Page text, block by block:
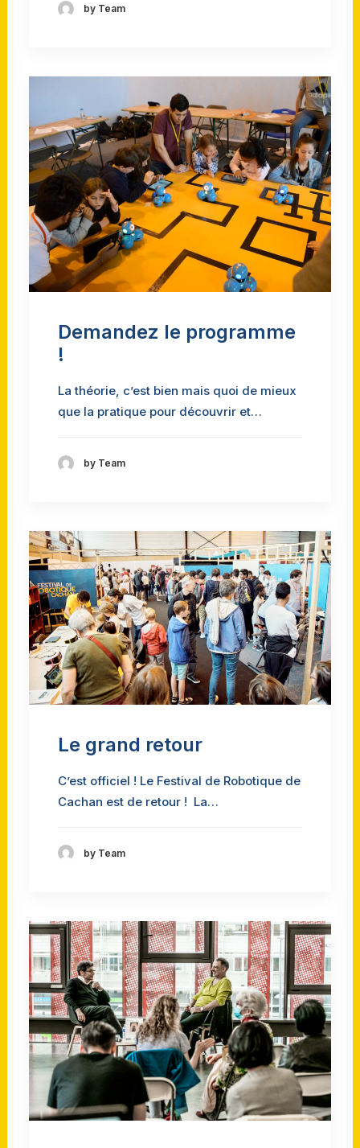
by Team
Demandez le programme
!
La théorie, c’est bien mais quoi de mieux
que la pratique pour découvrir et…
by Team
Le grand retour
C’est officiel ! Le Festival de Robotique de
Cachan est de retour ! La…
by Team